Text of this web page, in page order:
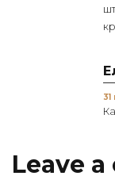
Leave